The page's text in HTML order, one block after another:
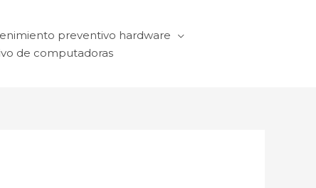
preventivo hardware
de computadoras